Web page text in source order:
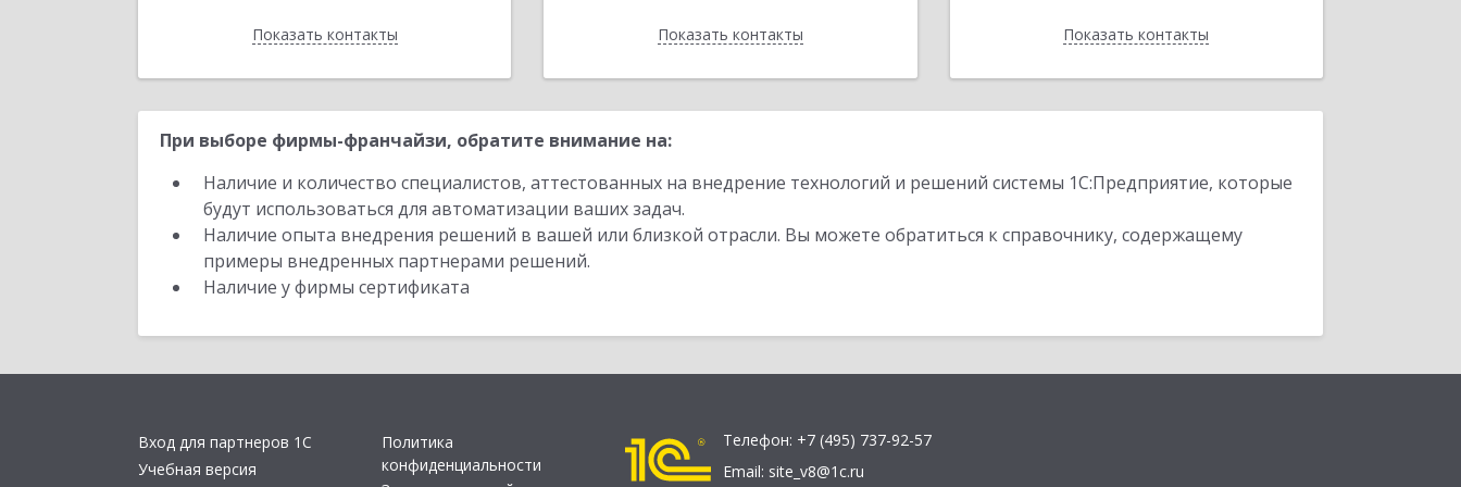
Показать контакты
Назад Показать контакты
Назад Показать контакты
Назад
При выборе фирмы-франчайзи, обратите внимание на:
Наличие и количество специалистов, аттестованных на внедрение технологий и решений системы 1С:Предприятие, которые
будут использоваться для автоматизации ваших задач.
Наличие опыта внедрения решений в вашей или близкой отрасли. Вы можете обратиться к справочнику, содержащему
примеры внедренных партнерами решений.
Наличие у фирмы сертификата
Вход для партнеров 1С
Учебная версия
Политика
конфиденциальности
Телефон: +7 (495) 737-92-57
Email: site_v8@1c.ru